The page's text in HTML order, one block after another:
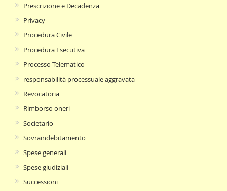
Prescrizione e Decadenza
Privacy
Procedura Civile
Procedura Esecutiva
Processo Telematico
responsabilità processuale aggravata
Revocatoria
Rimborso oneri
Societario
Sovraindebitamento
Spese generali
Spese giudiziali
Successioni